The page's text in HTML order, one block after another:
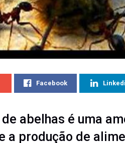
Facebook
abelhas é uma
a produção de